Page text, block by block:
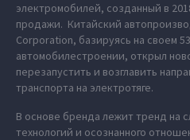
электромобилей, созданный в
продажи. Китайский
Corporation, базируясь на своем
автомобилестроении, открыл
перезапустить и возглавить
транспорта на электротяге.
В основе бренда лежит тренд на
технологий и осознанного